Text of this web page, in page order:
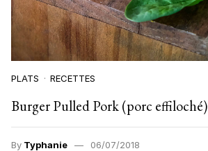
PLATS RECETTES
Burger Pulled Pork (porc effiloché)
By Typhanie 06/07/2018